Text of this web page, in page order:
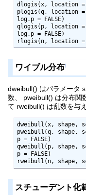
dlogis(x, location =
plogis(q, location
log.p = FALSE)
qlogis(p, location
log.p = FALSE)
rlogis(n, location
ワイブル分布†
dweibull() はパラメータ
数、 pweibull() は分布関
て rweibull() は乱数を与え
dweibull(x, shape,
pweibull(q, shape,
p = FALSE)
qweibull(p, shape,
p = FALSE)
rweibull(n, shape,
スチューデント